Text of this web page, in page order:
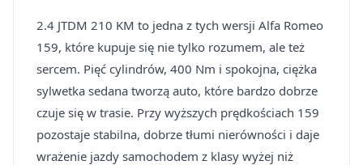
2.4 JTDM 210 KM to jedna z tych wersji Alfa Romeo
159, które kupuje się nie tylko rozumem, ale też
sercem. Pięć cylindrów, 400 Nm i spokojna, ciężka
sylwetka sedana tworzą auto, które bardzo dobrze
czuje się w trasie. Przy wyższych prędkościach 159
pozostaje stabilna, dobrze tłumi nierówności i daje
wrażenie jazdy samochodem z klasy wyżej niż